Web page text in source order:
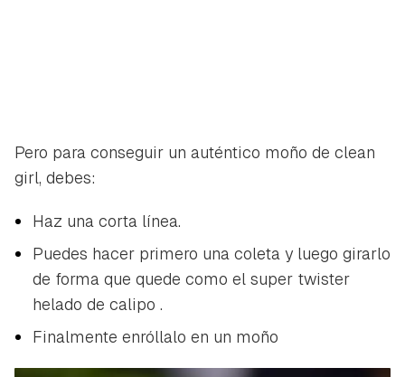
Pero para conseguir un auténtico moño de clean
girl, debes:
Haz una corta línea.
Puedes hacer primero una coleta y luego girarlo
de forma que quede como el super twister
helado de calipo .
Finalmente enróllalo en un moño